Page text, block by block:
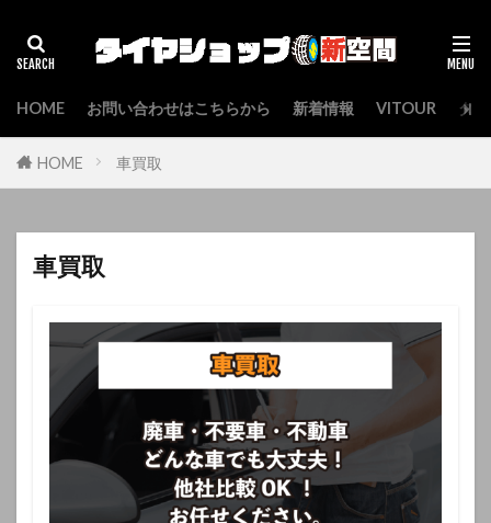
HOME お問い合わせはこちらから 新着情報 VITOUR タ
HOME 車買取
車買取
検索